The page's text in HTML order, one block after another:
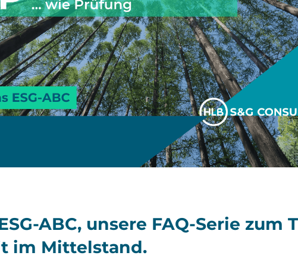
ABC, unsere FAQ-Serie zum
im Mittelstand.